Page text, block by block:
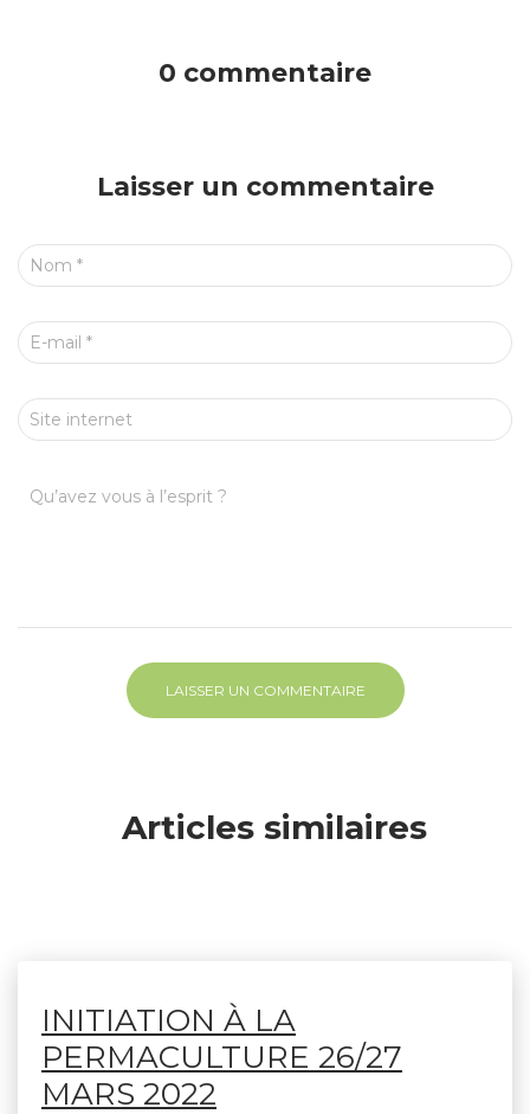
0 commentaire
Laisser un commentaire
Nom *
E-mail *
Site internet
Qu’avez vous à l’esprit ?
Articles similaires
INITIATION À LA
PERMACULTURE 26/27
MARS 2022